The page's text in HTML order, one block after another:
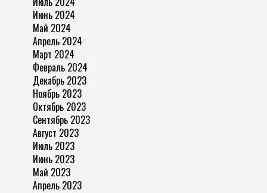
Июнь 2024
Май 2024
Апрель 2024
Март 2024
Февраль 2024
Декабрь 2023
Ноябрь 2023
Октябрь 2023
Сентябрь 2023
Август 2023
Июль 2023
Июнь 2023
Май 2023
Апрель 2023